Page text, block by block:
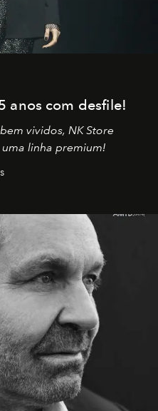
anos com desfile!
vividos, NK Store
linha premium!